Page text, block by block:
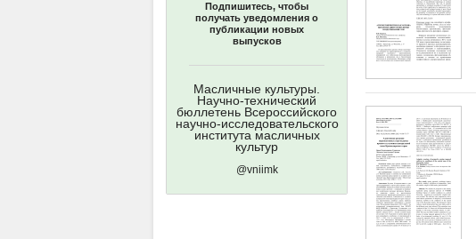
Подпишитесь, чтобы
получать уведомления о
публикации новых
выпусков
Масличные культуры.
Научно-технический
бюллетень Всероссийского
научно-исследовательского
института масличных
культур
@vniimk